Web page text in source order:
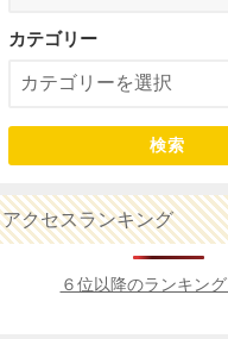
カテゴリー
検索
アクセスランキング
６位以降のランキン